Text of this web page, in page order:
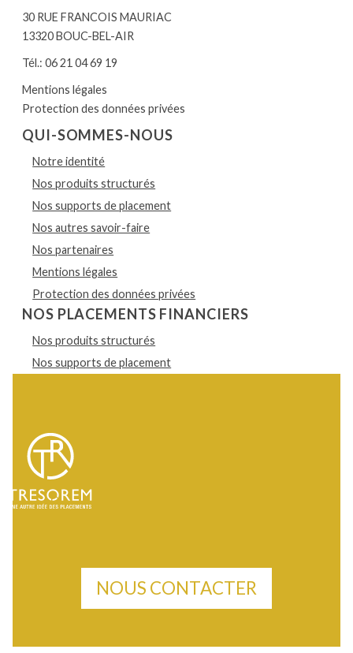
30 RUE FRANCOIS MAURIAC
13320 BOUC-BEL-AIR
Tél.: 06 21 04 69 19
Mentions légales
Protection des données privées
QUI-SOMMES-NOUS
Notre identité
Nos produits structurés
Nos supports de placement
Nos autres savoir-faire
Nos partenaires
Mentions légales
Protection des données privées
NOS PLACEMENTS FINANCIERS
Nos produits structurés
Nos supports de placement
NOUS CONTACTER